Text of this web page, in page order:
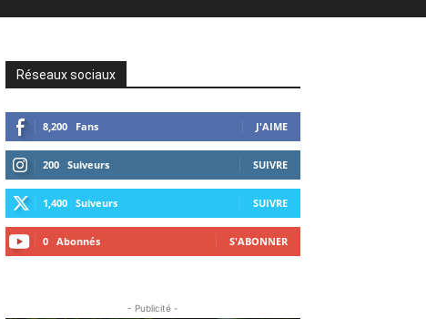
Réseaux sociaux
8,200 Fans J'AIME
200 Suiveurs SUIVRE
1,400 Suiveurs SUIVRE
0 Abonnés S'ABONNER
- Publicité -